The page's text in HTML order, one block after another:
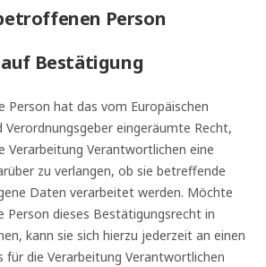
Person
Bestätigung
Person hat das vom Europäischen
Verordnungsgeber eingeräumte Recht,
Verarbeitung Verantwortlichen eine
zu verlangen, ob sie betreffende
Daten verarbeitet werden. Möchte
Person dieses Bestätigungsrecht in
kann sie sich hierzu jederzeit an einen
für die Verarbeitung Verantwortlichen